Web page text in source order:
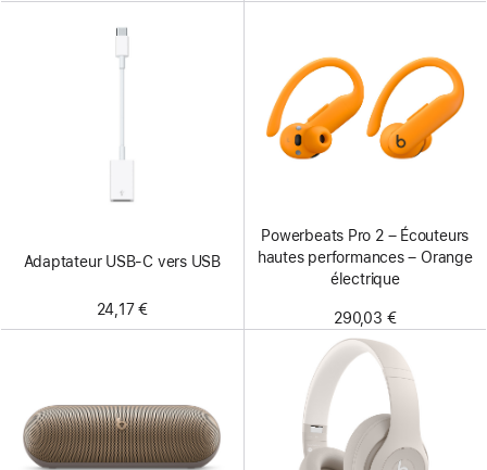
Adaptateur USB-C vers USB
24,17 €
Powerbeats Pro 2 – Écouteurs
hautes performances – Orange
électrique
290,03 €